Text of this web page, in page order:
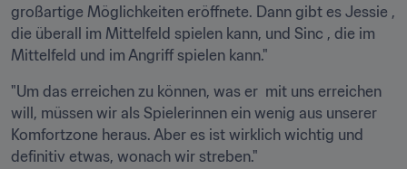
großartige Möglichkeiten eröffnete. Dann gibt es Jessie ,
die überall im Mittelfeld spielen kann, und Sinc , die im
Mittelfeld und im Angriff spielen kann."
"Um das erreichen zu können, was er  mit uns erreichen
will, müssen wir als Spielerinnen ein wenig aus unserer
Komfortzone heraus. Aber es ist wirklich wichtig und
definitiv etwas, wonach wir streben."